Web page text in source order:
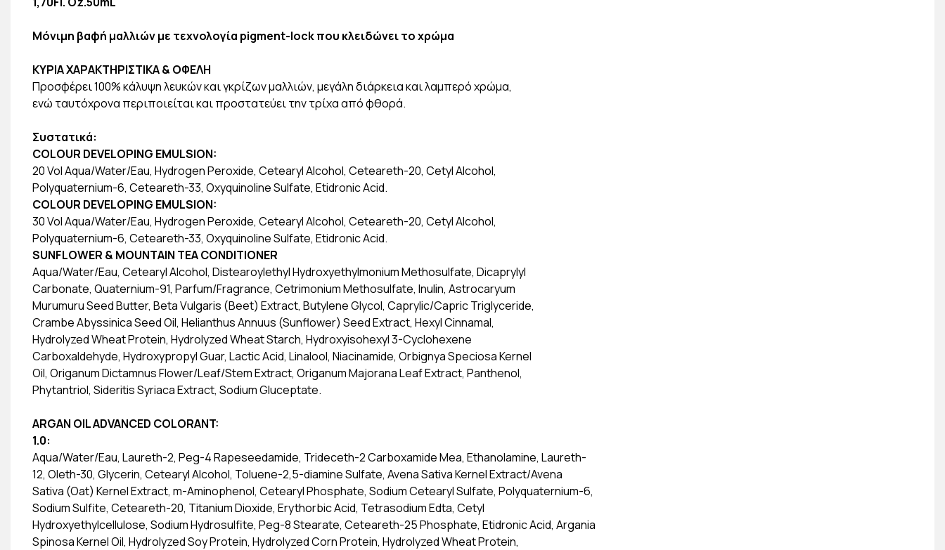
Μόνιμη βαφή μαλλιών με τεχνολογία pigment-lock που κλειδώνει το χρώμα
ΚΥΡΙΑ ΧΑΡΑΚΤΗΡΙΣΤΙΚΑ & ΟΦΕΛΗ
Προσφέρει 100% κάλυψη λευκών και γκρίζων μαλλιών, μεγάλη διάρκεια και λαμπερό χρώμα,
ενώ ταυτόχρονα περιποιείται και προστατεύει την τρίχα από φθορά.
Συστατικά:
COLOUR DEVELOPING EMULSION:
20 Vol Aqua/Water/Eau, Hydrogen Peroxide, Cetearyl Alcohol, Ceteareth-20, Cetyl Alcohol,
Polyquaternium-6, Ceteareth-33, Oxyquinoline Sulfate, Etidronic Acid.
COLOUR DEVELOPING EMULSION:
30 Vol Aqua/Water/Eau, Hydrogen Peroxide, Cetearyl Alcohol, Ceteareth-20, Cetyl Alcohol,
Polyquaternium-6, Ceteareth-33, Oxyquinoline Sulfate, Etidronic Acid.
SUNFLOWER & MOUNTAIN TEA CONDITIONER
Aqua/Water/Eau, Cetearyl Alcohol, Distearoylethyl Hydroxyethylmonium Methosulfate, Dicaprylyl
Carbonate, Quaternium-91, Parfum/Fragrance, Cetrimonium Methosulfate, Inulin, Astrocaryum
Murumuru Seed Butter, Beta Vulgaris (Beet) Extract, Butylene Glycol, Caprylic/Capric Triglyceride,
Crambe Abyssinica Seed Oil, Helianthus Annuus (Sunflower) Seed Extract, Hexyl Cinnamal,
Hydrolyzed Wheat Protein, Hydrolyzed Wheat Starch, Hydroxyisohexyl 3-Cyclohexene
Carboxaldehyde, Hydroxypropyl Guar, Lactic Acid, Linalool, Niacinamide, Orbignya Speciosa Kernel
Oil, Origanum Dictamnus Flower/Leaf/Stem Extract, Origanum Majorana Leaf Extract, Panthenol,
Phytantriol, Sideritis Syriaca Extract, Sodium Gluceptate.
ARGAN OIL ADVANCED COLORANT:
1.0:
Aqua/Water/Eau, Laureth-2, Peg-4 Rapeseedamide, Trideceth-2 Carboxamide Mea, Ethanolamine, Laureth-
12, Oleth-30, Glycerin, Cetearyl Alcohol, Toluene-2,5-diamine Sulfate, Avena Sativa Kernel Extract/Avena
Sativa (Oat) Kernel Extract, m-Aminophenol, Cetearyl Phosphate, Sodium Cetearyl Sulfate, Polyquaternium-6,
Sodium Sulfite, Ceteareth-20, Titanium Dioxide, Erythorbic Acid, Tetrasodium Edta, Cetyl
Hydroxyethylcellulose, Sodium Hydrosulfite, Peg-8 Stearate, Ceteareth-25 Phosphate, Etidronic Acid, Argania
Spinosa Kernel Oil, Hydrolyzed Soy Protein, Hydrolyzed Corn Protein, Hydrolyzed Wheat Protein,